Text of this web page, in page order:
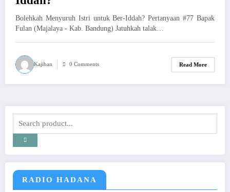
Bolehkah Menyuruh Istri untuk Ber-Iddah? Pertanyaan #77 Bapak
Fulan (Majalaya - Kab. Bandung) Jatuhkah talak…
Kajiban 0 Comments Read More
RADIO HADANA